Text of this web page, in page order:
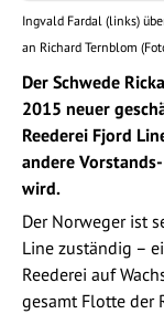
Ingvald Fardal (links)
an Richard Ternblom
Der Schwede
2015 neuer
Reederei Fjord
andere
wird.
Der Norweger ist
Line zuständig –
Reederei auf
gesamt Flotte der